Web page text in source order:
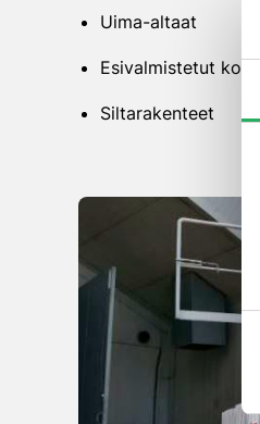
Uima-altaat
Esivalmistetut
Siltarakenteet